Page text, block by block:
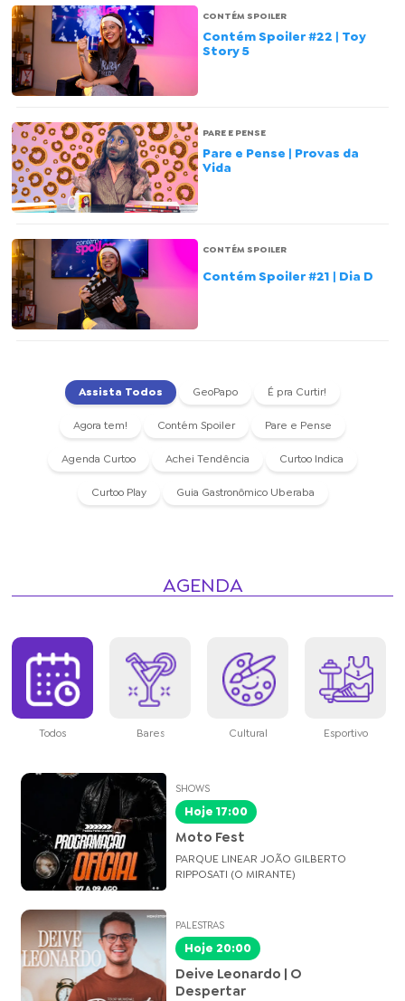
CONTÉM SPOILER
Contém Spoiler #22 | Toy
Story 5
PARE E PENSE
Pare e Pense | Provas da
Vida
CONTÉM SPOILER
Contém Spoiler #21 | Dia D
Assista Todos GeoPapo É pra Curtir!
Agora tem! Contém Spoiler Pare e Pense
Agenda Curtoo Achei Tendência Curtoo Indica
Curtoo Play Guia Gastronômico Uberaba
AGENDA
Todos Bares Cultural Esportivo
SHOWS
Hoje 17:00
Moto Fest
PARQUE LINEAR JOÃO GILBERTO
RIPPOSATI (O MIRANTE)
PALESTRAS
Hoje 20:00
Deive Leonardo | O
Despertar